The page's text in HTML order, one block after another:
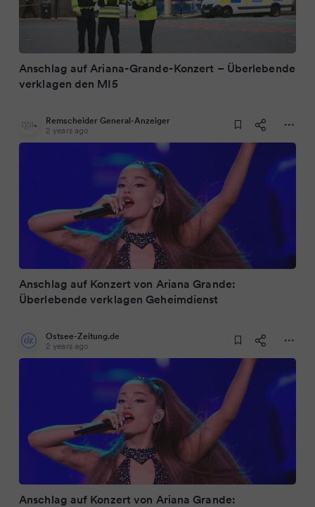
Anschlag auf Ariana-Grande-Konzert – Überlebende
verklagen den MI5
Remscheider General-Anzeiger
2 years ago
Anschlag auf Konzert von Ariana Grande:
Überlebende verklagen Geheimdienst
Ostsee-Zeitung.de
2 years ago
Anschlag auf Konzert von Ariana Grande: